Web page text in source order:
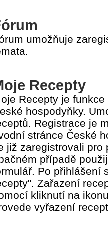
umožňuje
Recepty
Recepty je
hospodyňky.
Registrace je
stránce České
již zaregistrovali pro
případě
Po přihlášení
Zařazení
kliknutí na
vyřazení